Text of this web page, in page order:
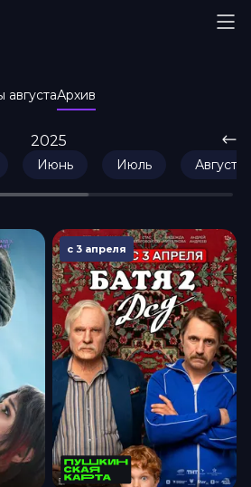
Архив
2025
Июнь Июль Август
с 3 апреля